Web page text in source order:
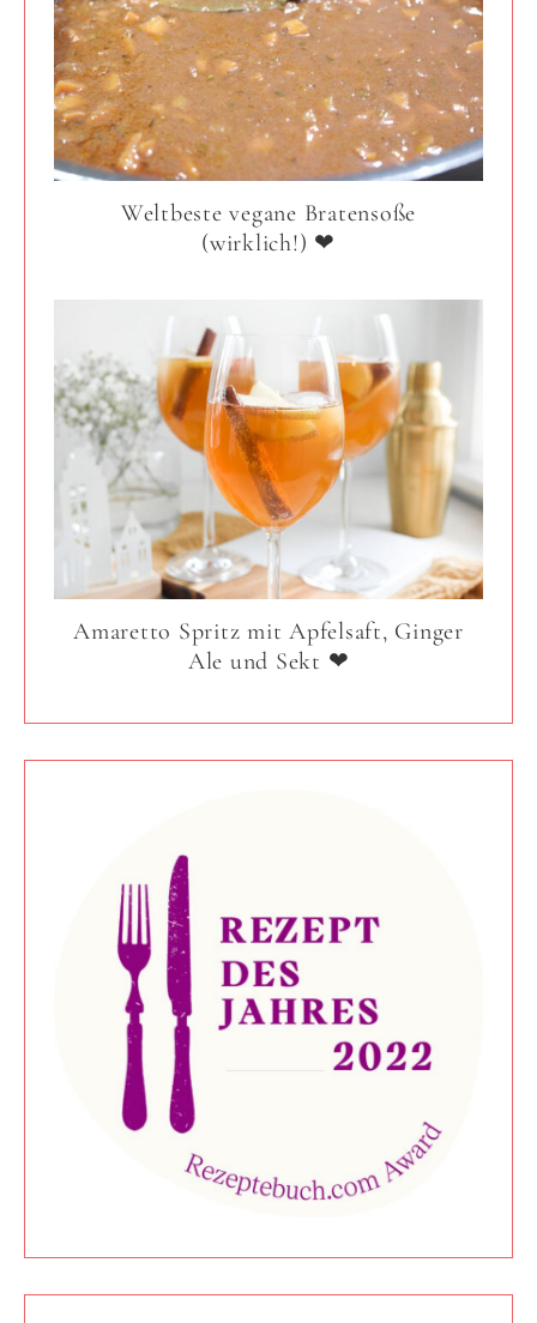
Weltbeste vegane Bratensoße
(wirklich!) ❤
Amaretto Spritz mit Apfelsaft, Ginger
Ale und Sekt ❤